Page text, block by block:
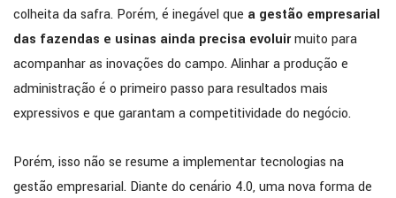
colheita da safra. Porém, é inegável que a gestão empresarial
das fazendas e usinas ainda precisa evoluirmuito para
acompanhar as inovações do campo. Alinhar a produção e
administração é o primeiro passo para resultados mais
expressivos e que garantam a competitividade do negócio.
Porém, isso não se resume a implementar tecnologias na
gestão empresarial. Diante do cenário 4.0, uma nova forma de